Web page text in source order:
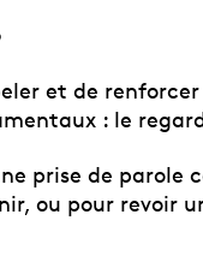
et de
: le
prise de parole
ou pour revoir